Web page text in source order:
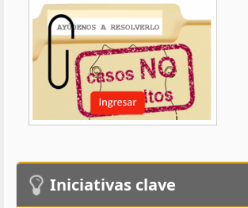
Iniciativas clave